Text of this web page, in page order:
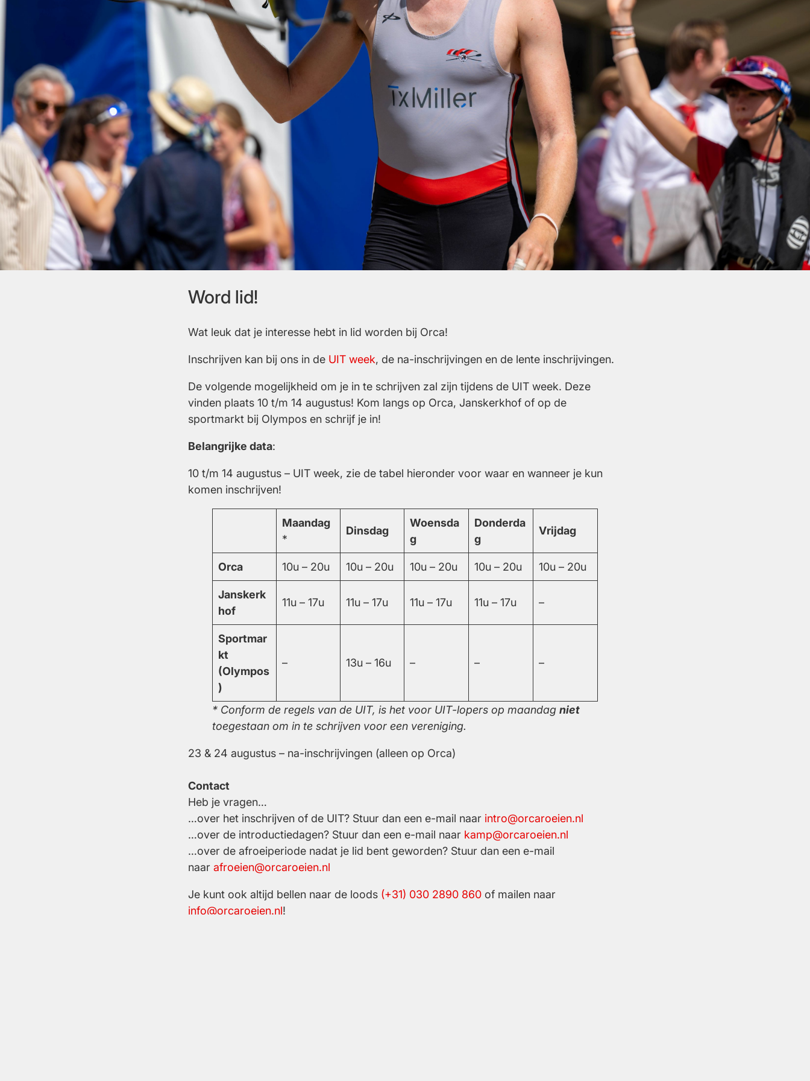
Word lid!
Wat leuk dat je interesse hebt in lid worden bij Orca!
Inschrijven kan bij ons in de UIT week, de na-inschrijvingen en de lente inschrijvingen.
De volgende mogelijkheid om je in te schrijven zal zijn tijdens de UIT week. Deze
vinden plaats 10 t/m 14 augustus! Kom langs op Orca, Janskerkhof of op de
sportmarkt bij Olympos en schrijf je in!
Belangrijke data:
10 t/m 14 augustus – UIT week, zie de tabel hieronder voor waar en wanneer je kun
komen inschrijven!
Maandag
*
Dinsdag
Woensda
g
Donderda
g
Vrijdag
Orca 10u – 20u 10u – 20u 10u – 20u 10u – 20u 10u – 20u
Janskerk
hof
11u – 17u 11u – 17u 11u – 17u 11u – 17u –
Sportmar
kt
(Olympos
)
– 13u – 16u – – –
* Conform de regels van de UIT, is het voor UIT-lopers op maandag niet
toegestaan om in te schrijven voor een vereniging.
23 & 24 augustus – na-inschrijvingen (alleen op Orca)
Contact
Heb je vragen…
…over het inschrijven of de UIT? Stuur dan een e-mail naar intro@orcaroeien.nl
…over de introductiedagen? Stuur dan een e-mail naar kamp@orcaroeien.nl
…over de afroeiperiode nadat je lid bent geworden? Stuur dan een e-mail
naar afroeien@orcaroeien.nl
Je kunt ook altijd bellen naar de loods (+31) 030 2890 860 of mailen naar
info@orcaroeien.nl!